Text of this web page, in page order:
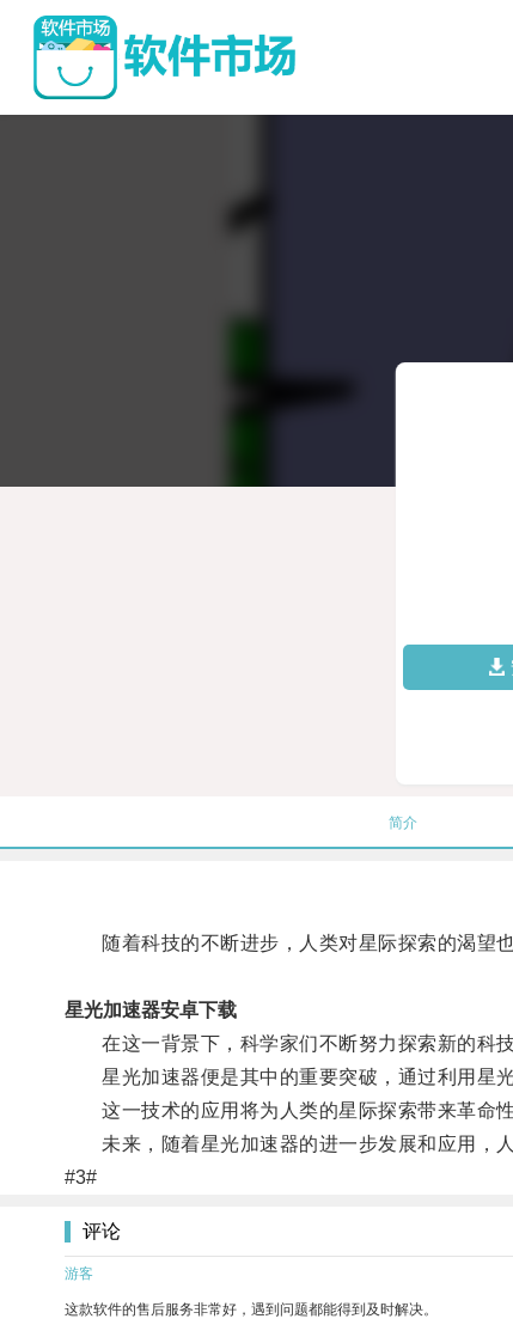
简介
随着科技的不断进步，人类对星际探索的渴望也
星光加速器安卓下载
在这一背景下，科学家们不断努力探索新的科技
星光加速器便是其中的重要突破，通过利用星光
这一技术的应用将为人类的星际探索带来革命性
未来，随着星光加速器的进一步发展和应用，人
#3#
评论
游客
这款软件的售后服务非常好，遇到问题都能得到及时解决。